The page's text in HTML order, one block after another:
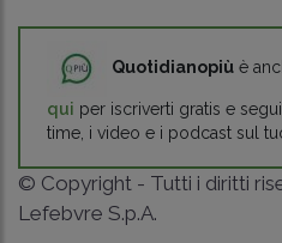
Quotidianopiù è
qui per iscriverti gratis e
time, i video e i podcast sul
© Copyright - Tutti i diritti
Lefebvre S.p.A.